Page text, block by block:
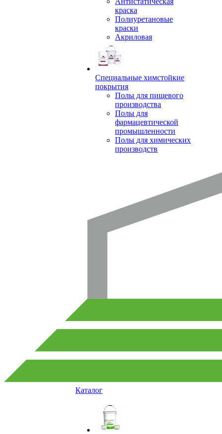
краска
Полиуретановые
краски
Акриловая
Специальные химстойкие
покрытия
Полы для пищевого
производства
Полы для
фармацевтической
промышленности
Полы для химических
производств
Каталог